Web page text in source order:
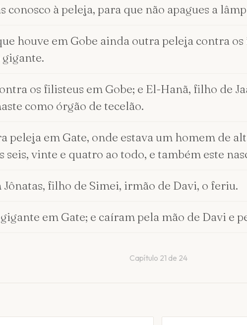
conosco à peleja, para que não apagues a
houve em Gobe ainda outra peleja contra
gigante.
os filisteus em Gobe; e El-Hanã, filho de
como órgão de tecelão.
peleja em Gate, onde estava um homem de
seis, vinte e quatro ao todo, e também este
filho de Simei, irmão de Davi, o feriu.
em Gate; e caíram pela mão de Davi e
Capítulo 21 de 24